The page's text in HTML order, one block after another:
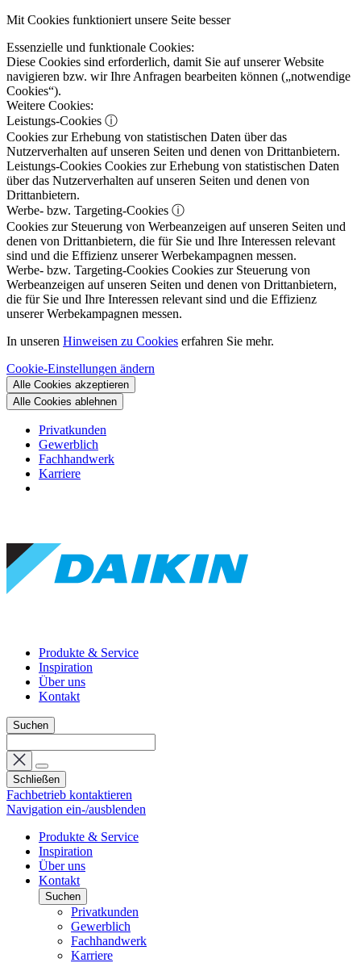
Mit Cookies funktioniert unsere Seite besser
Essenzielle und funktionale Cookies:
Diese Cookies sind erforderlich, damit Sie auf unserer Website
navigieren bzw. wir Ihre Anfragen bearbeiten können („notwendige
Cookies“).
Weitere Cookies:
Leistungs-Cookies ⓘ
Cookies zur Erhebung von statistischen Daten über das
Nutzerverhalten auf unseren Seiten und denen von Drittanbietern.
Leistungs-Cookies Cookies zur Erhebung von statistischen Daten
über das Nutzerverhalten auf unseren Seiten und denen von
Drittanbietern.
Werbe- bzw. Targeting-Cookies ⓘ
Cookies zur Steuerung von Werbeanzeigen auf unseren Seiten und
denen von Drittanbietern, die für Sie und Ihre Interessen relevant
sind und die Effizienz unserer Werbekampagnen messen.
Werbe- bzw. Targeting-Cookies Cookies zur Steuerung von
Werbeanzeigen auf unseren Seiten und denen von Drittanbietern,
die für Sie und Ihre Interessen relevant sind und die Effizienz
unserer Werbekampagnen messen.
In unseren Hinweisen zu Cookies erfahren Sie mehr.
Cookie-Einstellungen ändern
Alle Cookies akzeptieren
Alle Cookies ablehnen
Privatkunden
Gewerblich
Fachhandwerk
Karriere
Produkte & Service
Inspiration
Über uns
Kontakt
Suchen
Schließen
Fachbetrieb kontaktieren
Navigation ein-/ausblenden
Produkte & Service
Inspiration
Über uns
Kontakt
Suchen
Privatkunden
Gewerblich
Fachhandwerk
Karriere